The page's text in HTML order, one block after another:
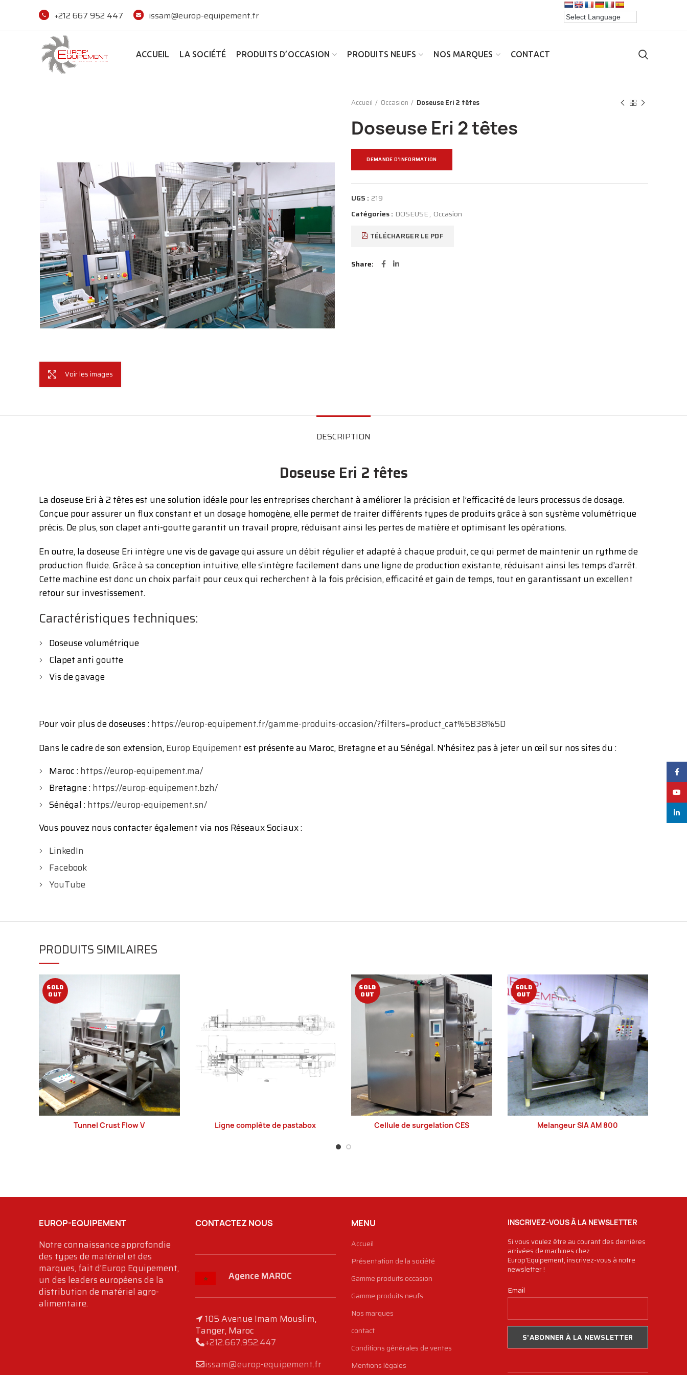
+212 667 952 447 issam@europ-equipement.fr
ACCUEIL LA SOCIÉTÉ PRODUITS D’OCCASION PRODUITS NEUFS NOS MARQUES CONTACT
Voir les images
Accueil Occasion Doseuse Eri 2 têtes
Doseuse Eri 2 têtes
DEMANDE D'INFORMATION
UGS : 219
Catégories : DOSEUSE, Occasion
TÉLÉCHARGER LE PDF
Share
DESCRIPTION
Doseuse Eri 2 têtes
La doseuse Eri à 2 têtes est une solution idéale pour les entreprises cherchant à améliorer la précision et l’efficacité de leurs processus de dosage.
Conçue pour assurer un flux constant et un dosage homogène, elle permet de traiter différents types de produits grâce à son système volumétrique
précis. De plus, son clapet anti-goutte garantit un travail propre, réduisant ainsi les pertes de matière et optimisant les opérations.
En outre, la doseuse Eri intègre une vis de gavage qui assure un débit régulier et adapté à chaque produit, ce qui permet de maintenir un rythme de
production fluide. Grâce à sa conception intuitive, elle s’intègre facilement dans une ligne de production existante, réduisant ainsi les temps d’arrêt.
Cette machine est donc un choix parfait pour ceux qui recherchent à la fois précision, efficacité et gain de temps, tout en garantissant un excellent
retour sur investissement.
Caractéristiques techniques:
Doseuse volumétrique
Clapet anti goutte
Vis de gavage
Pour voir plus de doseuses :https://europ-equipement.fr/gamme-produits-occasion/?filters=product_cat%5B38%5D
Dans le cadre de son extension,Europ Equipementest présente au Maroc, Bretagne et au Sénégal. N’hésitez pas à jeter un œil sur nos sites du :
Maroc :https://europ-equipement.ma/
Bretagne :https://europ-equipement.bzh/
Sénégal :https://europ-equipement.sn/
Vous pouvez nous contacter également via nos Réseaux Sociaux :
LinkedIn
Facebook
YouTube
PRODUITS SIMILAIRES
SOLD
OUT
LIRE LA SUITE
Tunnel Crust Flow V LIRE LA SUITE
Ligne complète de pastabox
SOLD
OUT
LIRE LA SUITE
Cellule de surgelation CES
SOLD
OUT
LIRE LA SUITE
Melangeur SIA AM 800
EUROP-EQUIPEMENT
Notre connaissance approfondie
des types de matériel et des
marques, fait d'Europ Equipement,
un des leaders européens de la
distribution de matériel agro-
alimentaire.
CONTACTEZ NOUS
Agence MAROC
105 Avenue Imam Mouslim,
Tanger, Maroc
+212.667.952.447
issam@europ-equipement.fr
MENU
Accueil
Présentation de la société
Gamme produits occasion
Gamme produits neufs
Nos marques
contact
Conditions générales de ventes
Mentions légales
INSCRIVEZ-VOUS À LA NEWSLETTER
Si vous voulez être au courant des dernières
arrivées de machines chez
Europ'Equipement, inscrivez-vous à notre
newsletter !
Email